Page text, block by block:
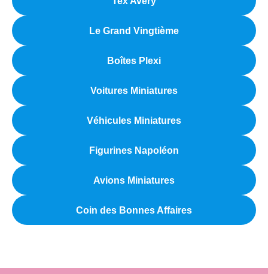
Le Grand Vingtième
Boîtes Plexi
Voitures Miniatures
Véhicules Miniatures
Figurines Napoléon
Avions Miniatures
Coin des Bonnes Affaires